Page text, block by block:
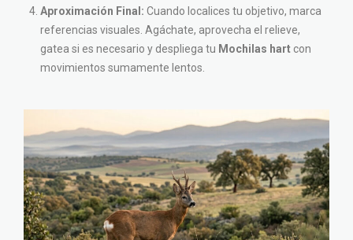
Aproximación Final: Cuando localices tu objetivo, marca
referencias visuales. Agáchate, aprovecha el relieve,
gatea si es necesario y despliega tu Mochilas hart con
movimientos sumamente lentos.